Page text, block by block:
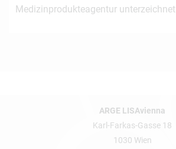
Medizinprodukteagentur unterzeichnet
ARGE LISAvienna
Karl-Farkas-Gasse 18
1030 Wien